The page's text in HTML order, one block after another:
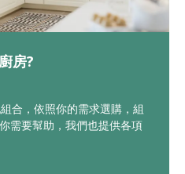
房?
合，依照你的需求選購，組
需要幫助，我們也提供各項